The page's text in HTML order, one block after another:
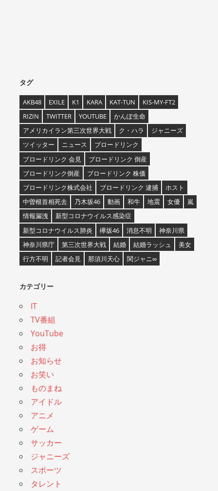
タグ
AKB48 EXILE K1 KARA KAT-TUN
KIS-MY-FT2
RIZIN
TWITTER YOUTUBE
かんぽ生命
アメリカイラン第三次世界大戦
ク・ハラ
ジャニーズ
ツイッター
ニュース
ブロードリンク
ブロードリンク 会見
ブロードリンク 倒産
ブロードリンク倒産
ブロードリンク 株価
ブロードリンク株式会社
ブロードリンク 逮捕
ホスト
中曽根首相死去
乃木坂46 動画 和牛 地震 女優
嵐
情報漏洩
新型コロナウイルス感染症
新型コロナウイルス肺炎
欅坂46 消息不明
神奈川県
神奈川県庁
第三次世界大戦 結婚 結婚ラッシュ
美女
行方不明
記者会見 那須川天心 関ジャニ∞
カテゴリー
IT
TV番組
YouTube
お得
お知らせ
お笑い
ものまね
アイドル
アニメ
ゲーム
サッカー
ジャニーズ
スポーツ
タレント